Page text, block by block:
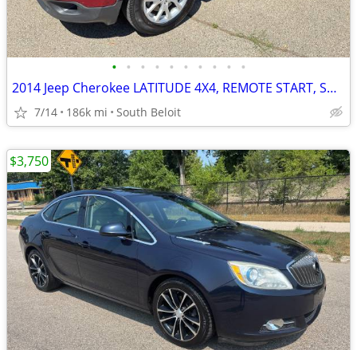
• • • • • • • • • •
2014 Jeep Cherokee LATITUDE 4X4, REMOTE START, SUNROOF, COLD AC, NICE
7/14 186k mi South Beloit
$3,750